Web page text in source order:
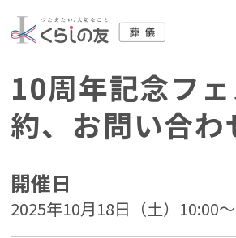
10周年記念フ
約、お問い合わ
開催日
2025年10月18日（土）10:00